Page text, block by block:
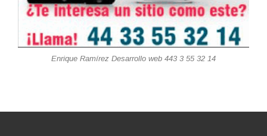
Enrique Ramírez Desarrollo web 443 3 55 32 14